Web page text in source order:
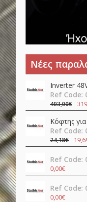
Νέες
Ref Code:
403,00€
Ref Code:
24,18€
Ref Code:
0,00€
Ref Code:
0,00€